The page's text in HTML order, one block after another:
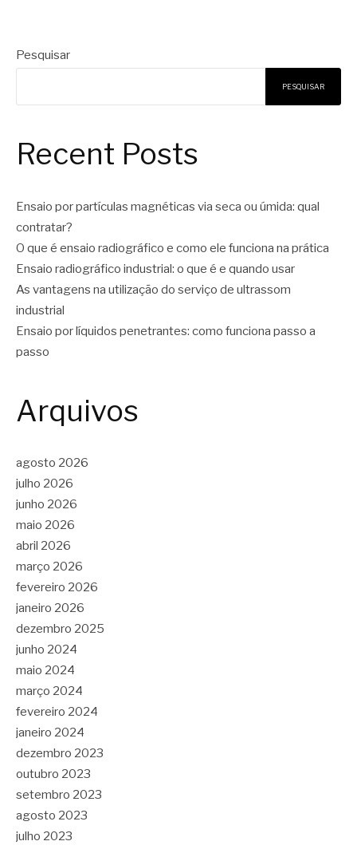
Pesquisar
PESQUISAR
Recent Posts
Ensaio por partículas magnéticas via seca ou úmida: qual
contratar?
O que é ensaio radiográfico e como ele funciona na prática
Ensaio radiográfico industrial: o que é e quando usar
As vantagens na utilização do serviço de ultrassom
industrial
Ensaio por líquidos penetrantes: como funciona passo a
passo
Arquivos
agosto 2026
julho 2026
junho 2026
maio 2026
abril 2026
março 2026
fevereiro 2026
janeiro 2026
dezembro 2025
junho 2024
maio 2024
março 2024
fevereiro 2024
janeiro 2024
dezembro 2023
outubro 2023
setembro 2023
agosto 2023
julho 2023